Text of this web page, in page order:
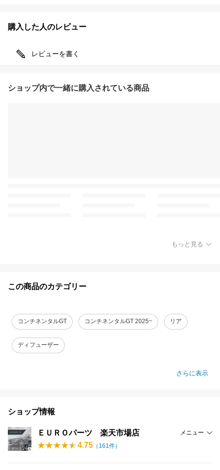
購入した人のレビュー
レビューを書く
ショップ内で一緒に購入されている商品
もっと見る
この商品のカテゴリー
コンチネンタルGT コンチネンタルGT 2025~ リア
ディフューザー
さらに表示
ショップ情報
ＥＵＲＯパーツ 楽天市場店 メニュー
4.75 （ 161件）